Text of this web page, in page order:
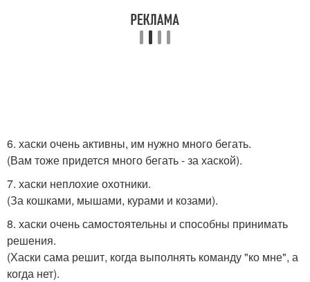
6. хаски очень активны, им нужно много бегать.
(Вам тоже придется много бегать - за хаской).
7. хаски неплохие охотники.
(За кошками, мышами, курами и козами).
8. хаски очень самостоятельны и способны принимать
решения.
(Хаски сама решит, когда выполнять команду "ко мне", а
когда нет).